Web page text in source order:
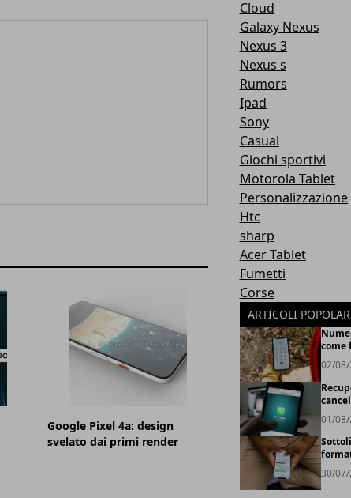
Google Pixel 4a: design
svelato dai primi render
Cloud
Galaxy Nexus
Nexus 3
Nexus s
Rumors
Ipad
Sony
Casual
Giochi sportivi
Motorola Tablet
Personalizzazione
Htc
sharp
Acer Tablet
Fumetti
Corse
ARTICOLI
come
02/
01/
30/